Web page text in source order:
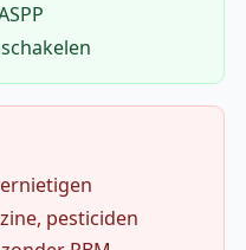
pesticiden